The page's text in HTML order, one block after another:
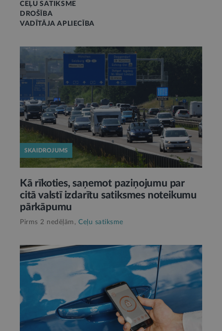
CEĻU SATIKSME
DROŠĪBA
VADĪTĀJA APLIECĪBA
SKAIDROJUMS
Kā rīkoties, saņemot paziņojumu par
citā valstī izdarītu satiksmes noteikumu
pārkāpumu
Pirms 2 nedēļām, Ceļu satiksme